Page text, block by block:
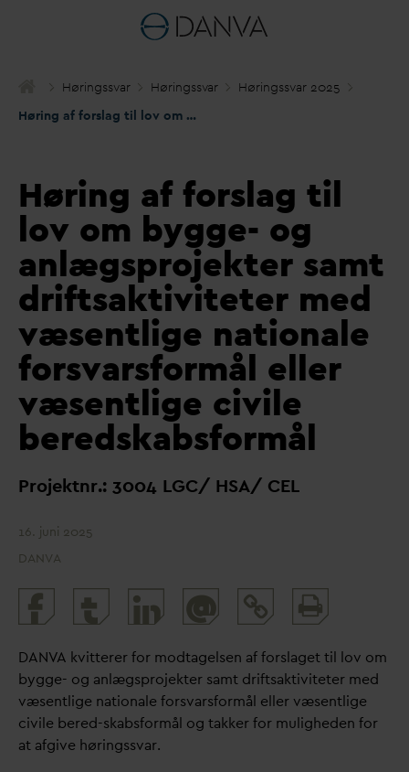
Høringssvar Høringssvar Høringssvar 2025
Høring af forslag til lov om bygge- og anlægsprojekter samt driftsaktiviteter med væsentlige nationale fors
Høring af forslag til
lov om bygge- og
anlægsprojekter samt
driftsaktiviteter med
væsentlige nationale
forsvarsformål eller
væsentlige civile
beredskabsformål
Projektnr.: 3004 LGC/ HSA/ CEL
16. juni 2025
DANVA
@
and
DANVA kvitterer for modtagelsen af forslaget til lov om
bygge- og anlægsprojekter samt driftsaktiviteter med
væsentlige nationale forsvarsformål eller væsentlige
civile bered-skabsformål og takker for muligheden for
at afgive høringssvar.